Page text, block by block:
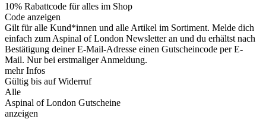
10% Rabattcode für alles im Shop
Code anzeigen
Gilt für alle Kund*innen und alle Artikel im Sortiment. Melde dich
einfach zum Aspinal of London Newsletter an und du erhältst nach
Bestätigung deiner E-Mail-Adresse einen Gutscheincode per E-
Mail. Nur bei erstmaliger Anmeldung.
mehr Infos
Gültig bis auf Widerruf
Alle
Aspinal of London Gutscheine
anzeigen